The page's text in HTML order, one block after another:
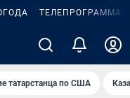
ТЕЛЕПРОГРАММА
татарстанца по США